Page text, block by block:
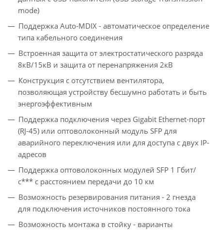
mode)
Поддержка Auto-MDIX - автоматическое определение
типа кабельного соединения
Встроенная защита от электростатического разряда
8кВ/15кВ и защита от перенапряжения 2кВ
Конструкция с отсутствием вентилятора,
позволяющая устройству бесшумно работать и быть
энергоэффективным
Поддержка подключения через Gigabit Ethernet-порт
(RJ-45) или оптоволоконный модуль SFP для
аварийного переключения или для доступа с двух IP-
адресов
Поддержка оптоволоконных модулей SFP 1 Гбит/
с*** с расстоянием передачи до 10 км
Возможность резервирования питания - 2 гнезда
для подключения источников постоянного тока
Возможность монтажа в стойку - варианты